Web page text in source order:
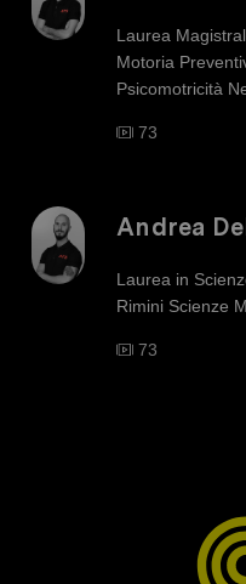
Miglioramento della
Meccanismo di
Apparato muscolo-
Sistema stomatognatico
Sistema cutaneo
Laurea
Motoria
Psicomotricità
73
Andrea
Laurea in
Rimini Scienze
73